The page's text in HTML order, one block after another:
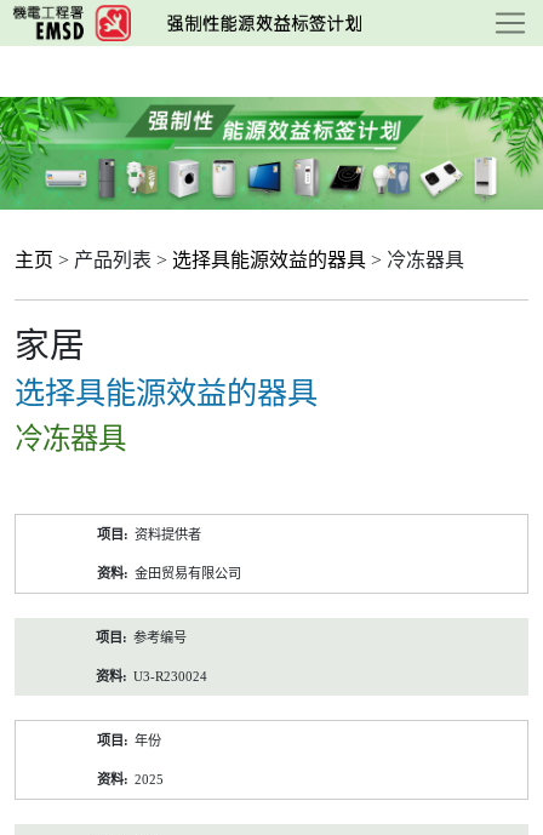
跳
至
要
内
容
主页 > 产品列表 > 选择具能源效益的器具 > 冷冻器具
家居
选择具能源效益的器具
冷冻器具
资料提供者
金田贸易有限公司
参考编号
U3-R230024
年份
2025